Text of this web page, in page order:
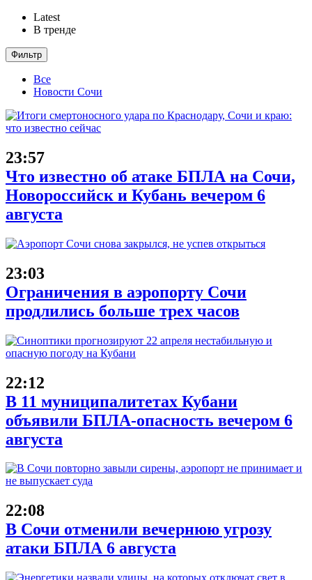
Latest
В тренде
Фильтр
Все
Новости Сочи
23:57
Что известно об атаке БПЛА на Сочи,
Новороссийск и Кубань вечером 6
августа
23:03
Ограничения в аэропорту Сочи
продлились больше трех часов
22:12
В 11 муниципалитетах Кубани
объявили БПЛА-опасность вечером 6
августа
22:08
В Сочи отменили вечернюю угрозу
атаки БПЛА 6 августа